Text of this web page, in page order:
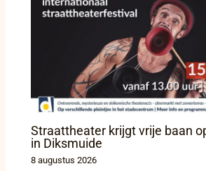
Straattheater krijgt vrije baan
in Diksmuide
8 augustus 2026